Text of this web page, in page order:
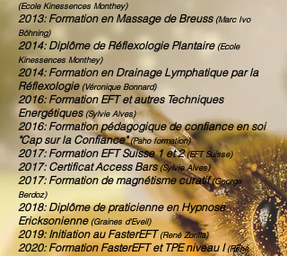
(Ecole Kinessences Monthey)
2013: Formation en Massage de Breuss (Marc Ivo
Böhning)
2014: Diplôme de Réflexologie Plantaire (Ecole
Kinessences Monthey)
2014: Formation en Drainage Lymphatique par la
Réflexologie (Véronique Bonnard)
2016: Formation EFT et autres Techniques
Energétiques (Sylvie Alves)
2016: Formation pédagogique de confiance en soi
"Cap sur la Confiance"(Paho formation)
2017: Formation EFT Suisse 1 et 2(EFT Suisse)
2017: Certificat Access Bars(Sylvie Alves)
2017: Formation de magnétisme curatif(George
Berdoz)
2018: Diplôme de praticienne en Hypnose
Ericksonienne (Graines d'Eveil)
2019: Initiation au FasterEFT(René Zorilla)
2020: Formation FasterEFT et TPE niveau I(René